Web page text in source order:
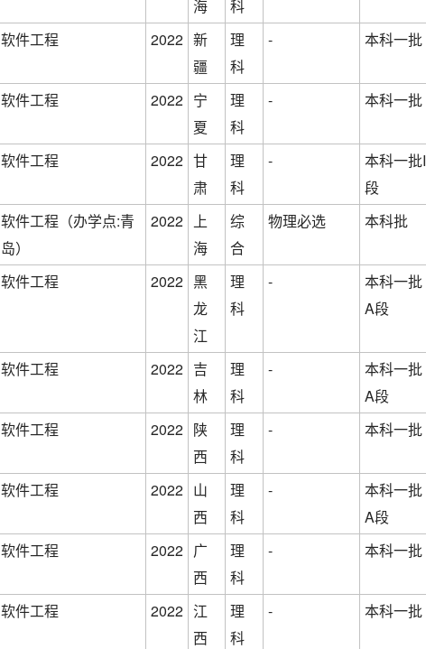
海
科
软件工程 2022 新
疆
理
科
- 本科一批
软件工程 2022 宁
夏
理
科
- 本科一批
软件工程 2022 甘
肃
理
科
-
本科一批I
段
软件工程（办学点:青
岛）
2022 上
海
综
合
物理必选 本科批
软件工程 2022 黑
龙
江
理
科
-
本科一批
A段
软件工程 2022 吉
林
理
科
-
本科一批
A段
软件工程 2022 陕
西
理
科
- 本科一批
软件工程 2022 山
西
理
科
-
本科一批
A段
软件工程 2022 广
西
理
科
- 本科一批
软件工程 2022 江
西
理
科
- 本科一批